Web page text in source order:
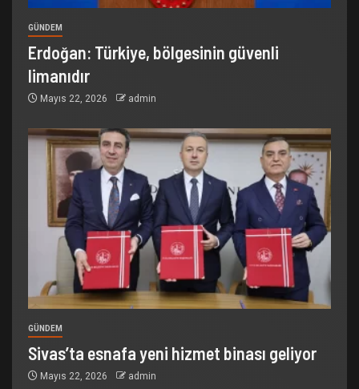
GÜNDEM
Erdoğan: Türkiye, bölgesinin güvenli
limanıdır
Mayıs 22, 2026 admin
GÜNDEM
Sivas’ta esnafa yeni hizmet binası geliyor
Mayıs 22, 2026 admin